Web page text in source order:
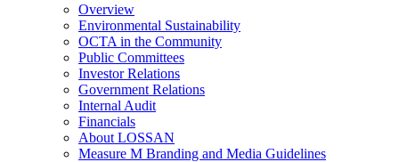
Overview
Environmental Sustainability
OCTA in the Community
Public Committees
Investor Relations
Government Relations
Internal Audit
Financials
About LOSSAN
Measure M Branding and Media Guidelines